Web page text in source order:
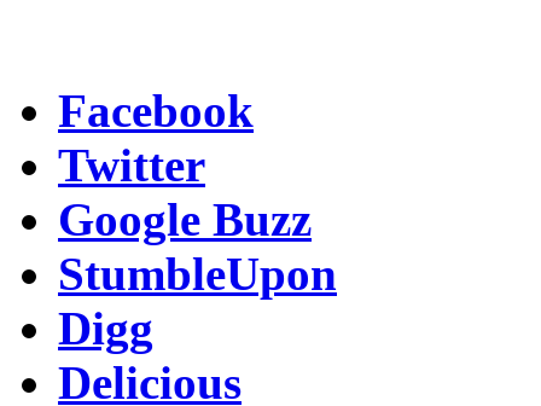
Facebook
Twitter
Google Buzz
StumbleUpon
Digg
Delicious